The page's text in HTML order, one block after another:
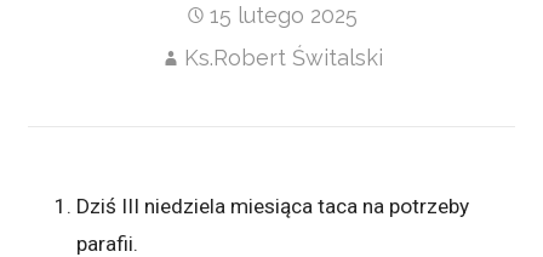
15 lutego 2025
Ks.Robert Świtalski
Dziś III niedziela miesiąca taca na potrzeby
parafii.